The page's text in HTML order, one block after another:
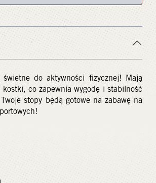
do aktywności fizycznej! Mają
kostki, co zapewnia wygodę i stabilność
stopy będą gotowe na zabawę na